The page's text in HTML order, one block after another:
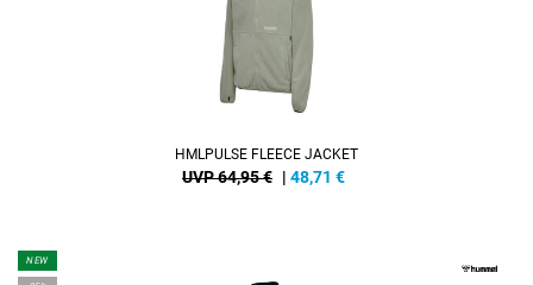
HMLPULSE FLEECE JACKET
UVP 64,95 € | 48,71 €
NEW